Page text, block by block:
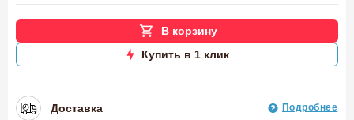
В корзину
Купить в 1 клик
Доставка Подробнее